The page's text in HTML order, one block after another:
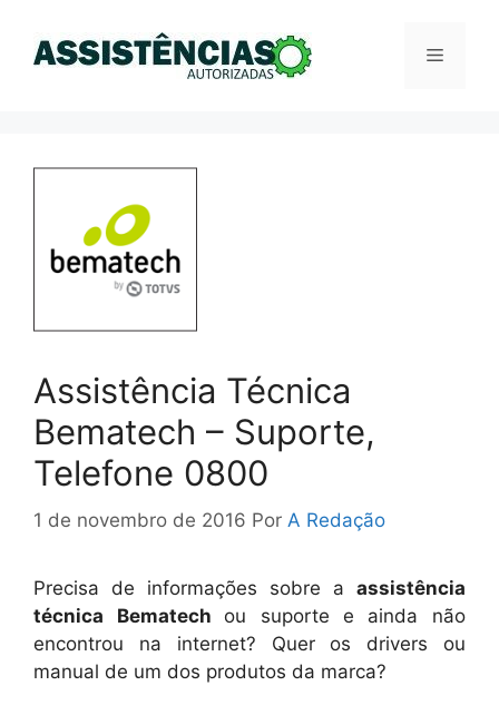
Menu
Assistência Técnica
Bematech – Suporte,
Telefone 0800
1 de novembro de 2016 Por A Redação
Precisa de informações sobre a assistência
técnica Bematech ou suporte
e ainda não
encontrou na internet? Quer os drivers ou
manual de um dos produtos da marca?